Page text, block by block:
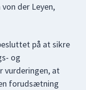
der Leyen,
på at sikre
og
vurderingen, at
forudsætning